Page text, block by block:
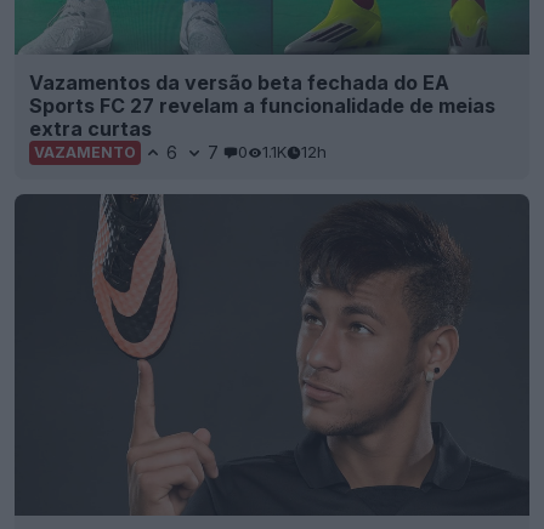
Vazamentos da versão beta fechada do EA
Sports FC 27 revelam a funcionalidade de meias
extra curtas
VAZAMENTO 6 7 0 1.1K 12h